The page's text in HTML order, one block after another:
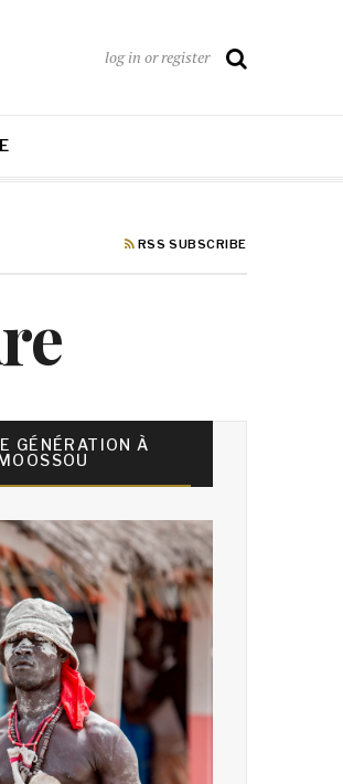
log in or register
RSS SUBSCRIBE
GÉNÉRATION À